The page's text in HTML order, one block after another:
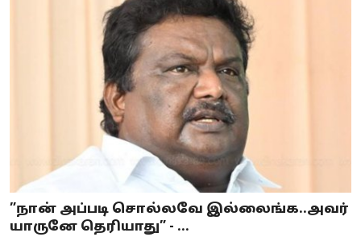
”நான் அப்படி சொல்லவே இல்லைங்க..அவர்
யாருனே தெரியாது” - ...